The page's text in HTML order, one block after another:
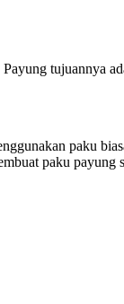
tujuannya
paku
paku